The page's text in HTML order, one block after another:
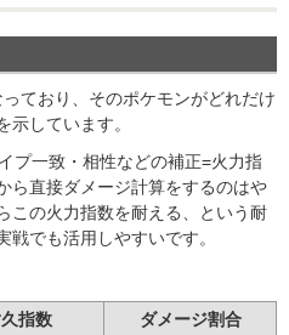
ており、そのポケモンがどれだけ
しています。
プ一致・相性などの補正=火力指
ら直接ダメージ計算をするのはや
この火力指数を耐える、という耐
でも活用しやすいです。
指数
ダメージ割合